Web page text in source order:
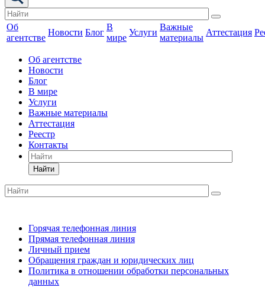
Об
агентстве
Новости Блог
В
мире
Услуги
Важные
материалы
Аттестация
Об агентстве
Новости
Блог
В мире
Услуги
Важные материалы
Аттестация
Реестр
Контакты
Найти
Горячая телефонная линия
Прямая телефонная линия
Личный прием
Обращения граждан и юридических лиц
Политика в отношении обработки персональных
данных